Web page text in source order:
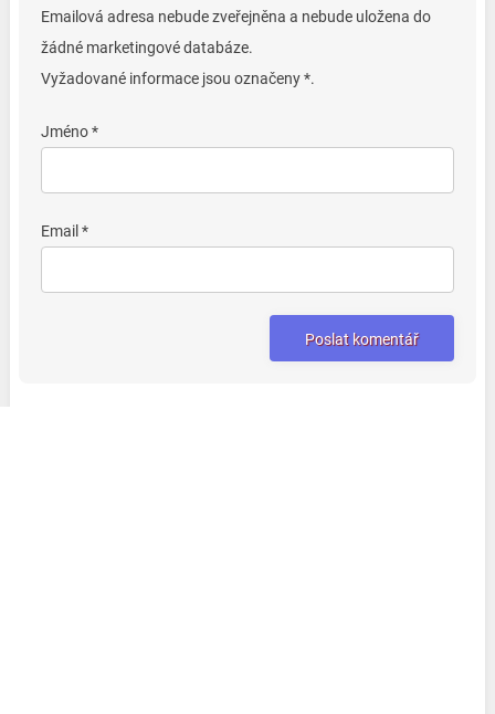
Emailová adresa nebude zveřejněna a nebude uložena do
žádné marketingové databáze.
Vyžadované informace jsou označeny *.
Jméno *
Email *